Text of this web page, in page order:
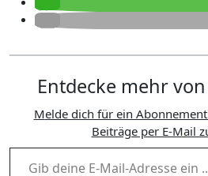
Entdecke mehr
Melde dich für ein Abonnement an, um die neuesten
Beiträge per E-Mail
Gib deine E-Mail-Adresse ein ...